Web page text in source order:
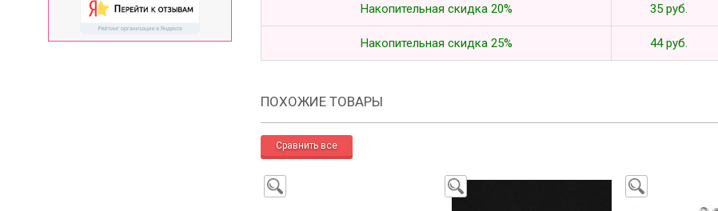
Накопительная скидка 20% 35 руб.
Накопительная скидка 25% 44 руб.
ПОХОЖИЕ ТОВАРЫ